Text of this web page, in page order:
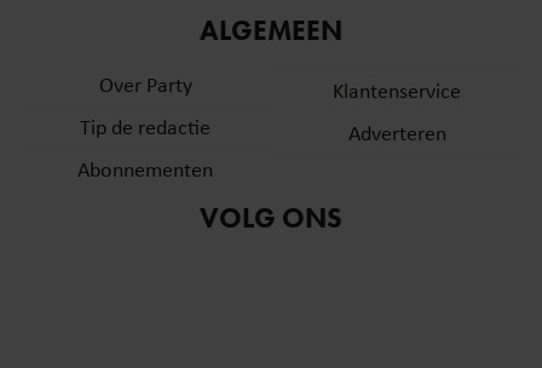
ALGEMEEN
Over Party
Tip de redactie
Abonnementen
Klantenservice
Adverteren
VOLG ONS